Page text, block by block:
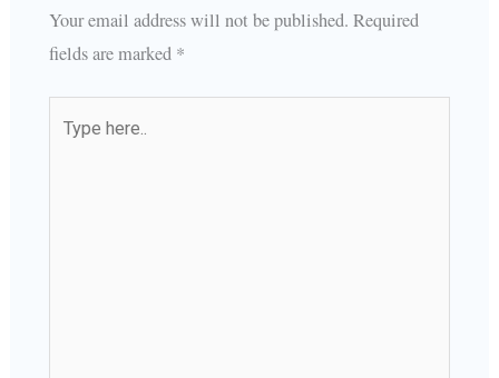
Your email address will not be published. Required
fields are marked *
here..